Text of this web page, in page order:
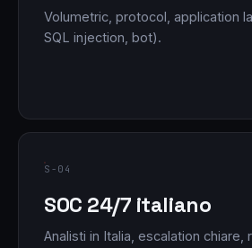
Volumetric, protocol, application
SQL injection, bot).
S-04
SOC 24/7 italiano
Analisti in Italia, escalation